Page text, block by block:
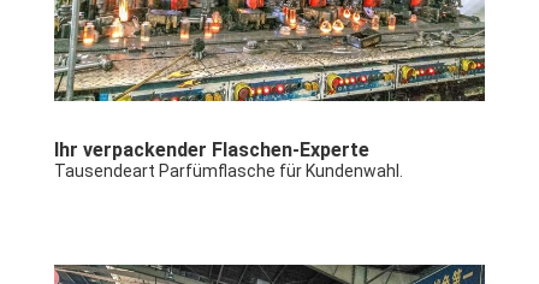
Ihr verpackender Flaschen-Experte
Tausendeart Parfümflasche für Kundenwahl.